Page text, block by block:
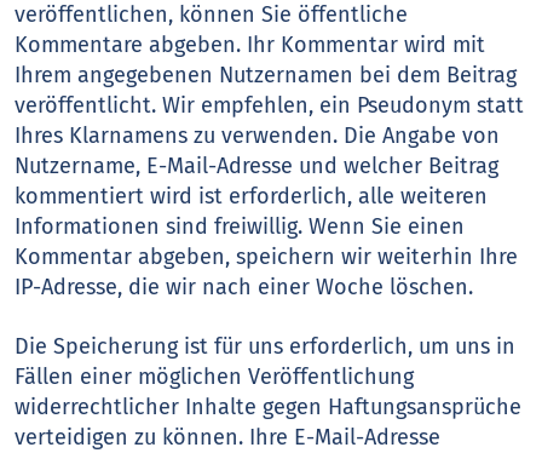
veröffentlichen, können Sie öffentliche
Kommentare abgeben. Ihr Kommentar wird mit
Ihrem angegebenen Nutzernamen bei dem Beitrag
veröffentlicht. Wir empfehlen, ein Pseudonym statt
Ihres Klarnamens zu verwenden. Die Angabe von
Nutzername, E-Mail-Adresse und welcher Beitrag
kommentiert wird ist erforderlich, alle weiteren
Informationen sind freiwillig. Wenn Sie einen
Kommentar abgeben, speichern wir weiterhin Ihre
IP-Adresse, die wir nach einer Woche löschen.
Die Speicherung ist für uns erforderlich, um uns in
Fällen einer möglichen Veröffentlichung
widerrechtlicher Inhalte gegen Haftungsansprüche
verteidigen zu können. Ihre E-Mail-Adresse